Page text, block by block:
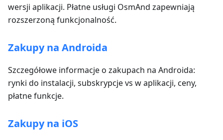
wersji aplikacji. Płatne usługi OsmAnd zapewniają
rozszerzoną funkcjonalność.
Zakupy na Androida
Szczegółowe informacje o zakupach na Androida:
rynki do instalacji, subskrypcje vs w aplikacji, ceny,
płatne funkcje.
Zakupy na iOS